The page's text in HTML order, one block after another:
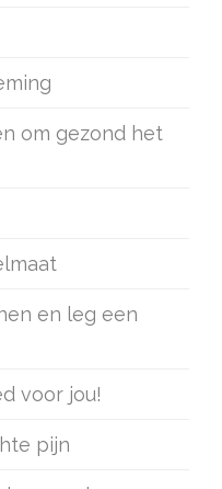
om gezond het
en leg een
voor jou!
pijn